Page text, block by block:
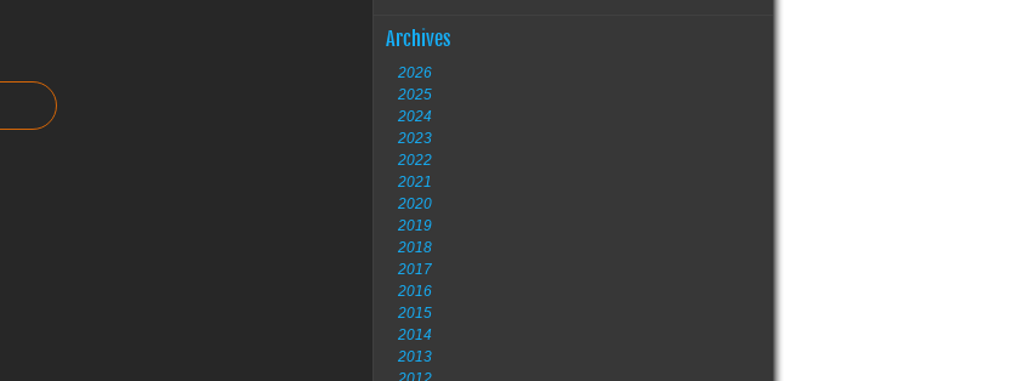
Archives
2026
2025
2024
2023
2022
2021
2020
2019
2018
2017
2016
2015
2014
2013